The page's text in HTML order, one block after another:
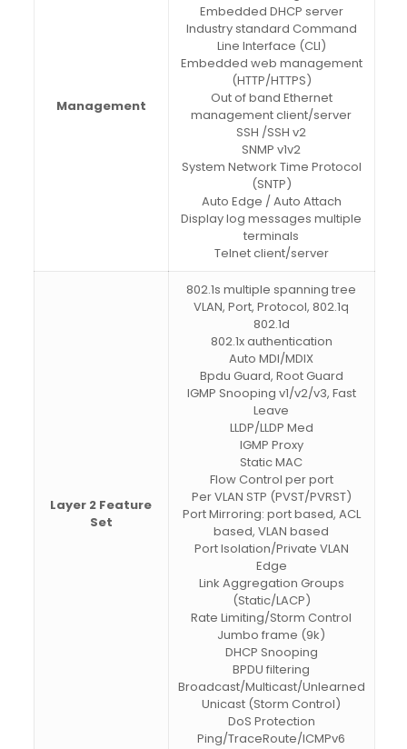
Management
Embedded DHCP server
Industry standard Command
Line Interface (CLI)
Embedded web management
(HTTP/HTTPS)
Out of band Ethernet
management client/server
SSH /SSH v2
SNMP v1v2
System Network Time Protocol
(SNTP)
Auto Edge / Auto Attach
Display log messages multiple
terminals
Telnet client/server
Layer 2 Feature
Set
802.1s multiple spanning tree
VLAN, Port, Protocol, 802.1q
802.1d
802.1x authentication
Auto MDI/MDIX
Bpdu Guard, Root Guard
IGMP Snooping v1/v2/v3, Fast
Leave
LLDP/LLDP Med
IGMP Proxy
Static MAC
Flow Control per port
Per VLAN STP (PVST/PVRST)
Port Mirroring: port based, ACL
based, VLAN based
Port Isolation/Private VLAN
Edge
Link Aggregation Groups
(Static/LACP)
Rate Limiting/Storm Control
Jumbo frame (9k)
DHCP Snooping
BPDU filtering
Broadcast/Multicast/Unlearned
Unicast (Storm Control)
DoS Protection
Ping/TraceRoute/ICMPv6